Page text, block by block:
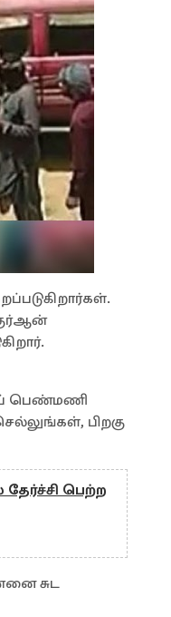
பெண்மணி
பிறகு
தேர்ச்சி பெற்ற
சுட